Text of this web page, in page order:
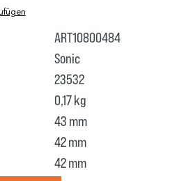
ART10800484
Sonic
23532
0,17 kg
43 mm
42 mm
42 mm